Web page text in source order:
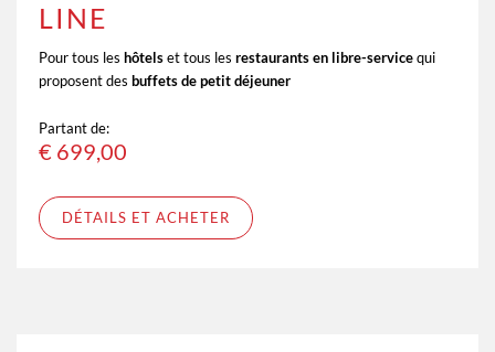
LINE
Pour tous les hôtelset tous les restaurants en libre-servicequi
proposent des buffets de petit déjeuner
Partant de:
€ 699,00
DÉTAILS ET ACHETER